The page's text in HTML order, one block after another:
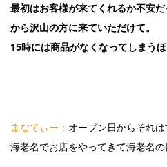
最初はお客様が来てくれるか不安
から沢山の方に来ていただけて。
15時には商品がなくなってしまう
まなてぃー： オープン日からそれ
海老名でお店をやってきて海老名